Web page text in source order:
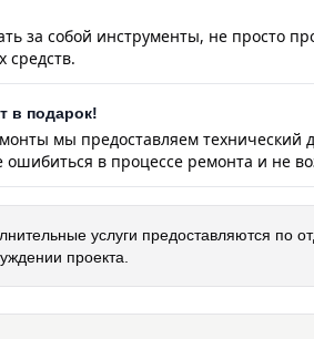
за собой инструменты, не просто
в подарок!
мы предоставляем технический
в процессе ремонта и не
услуги предоставляются по
проекта.